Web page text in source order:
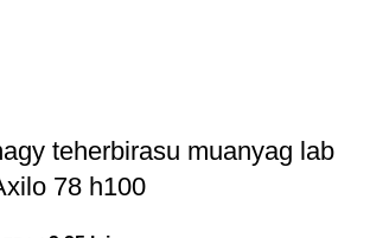
teherbirasu muanyag lab
78 h100